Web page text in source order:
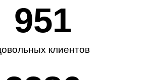
клиентов
985